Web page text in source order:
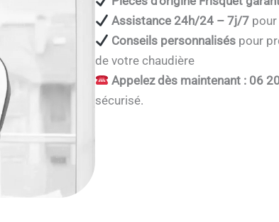
Assistance 24h/24 – 7j/7
Conseils personnalisés pour
de votre chaudière
Appelez dès maintenant : 06
sécurisé.